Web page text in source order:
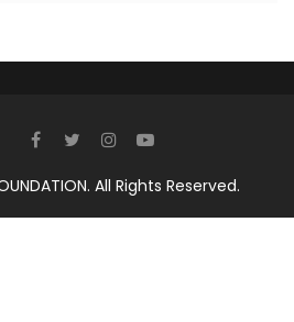
All Rights Reserved.